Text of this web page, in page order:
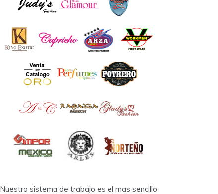
Nuestro sistema de trabajo es el mas sencillo